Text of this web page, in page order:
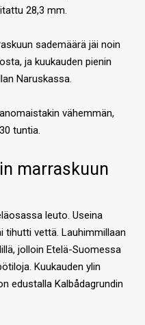
28,3 mm.
sademäärä jäi noin
ja kuukauden pienin
Naruskassa.
vähemmän,
tuntia.
marraskuun
leuto. Useina
tihutti vettä. Lauhimmillaan
jolloin Etelä-Suomessa
Kuukauden ylin
edustalla Kalbådagrundin